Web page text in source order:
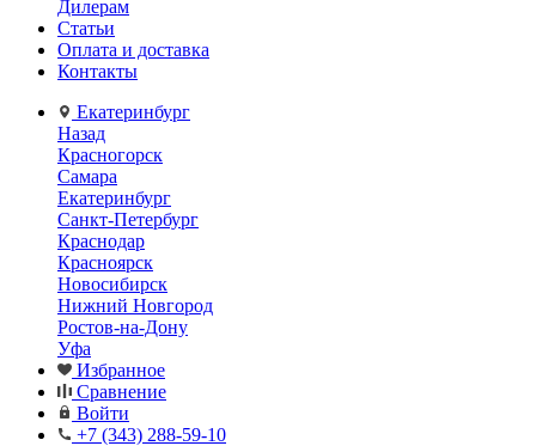
Дилерам
Статьи
Оплата и доставка
Контакты
Екатеринбург
Назад
Красногорск
Самара
Екатеринбург
Санкт-Петербург
Краснодар
Красноярск
Новосибирск
Нижний Новгород
Ростов-на-Дону
Уфа
Избранное
Сравнение
Войти
+7 (343) 288-59-10